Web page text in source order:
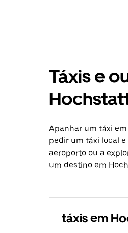
Táxis e
Apanhar um táxi
pedir um táxi local
aeroporto ou a
um destino em
táxis em